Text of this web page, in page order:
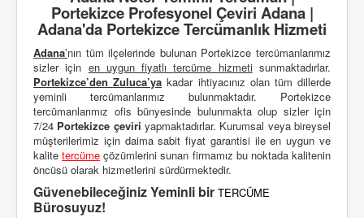
y
u
:
2
/
5
Portekizce Profesyonel Çeviri Adana |
Adana'da Portekizce Tercümanlık Hizmeti
Adana’nın tüm ilçelerinde bulunan Portekizce tercümanlarımız
sizler için en uygun fiyatlıtercüme hizmetisunmaktadırlar.
Portekizce’den Zuluca’ya kadar ihtiyacınız olan tüm dillerde
yeminli tercümanlarımız bulunmaktadır. Portekizce
tercümanlarımız ofis bünyesinde bulunmakta olup sizler için
7/24 Portekizce çeviri yapmaktadırlar. Kurumsal veya bireysel
müşterilerimiz için daima sabit fiyat garantisi ile en uygun ve
kalitetercüme çözümlerini sunan firmamız bu noktada kalitenin
öncüsü olarak hizmetlerini sürdürmektedir.
Güvenebileceğiniz Yeminli bir TERCÜME
Bürosuyuz!